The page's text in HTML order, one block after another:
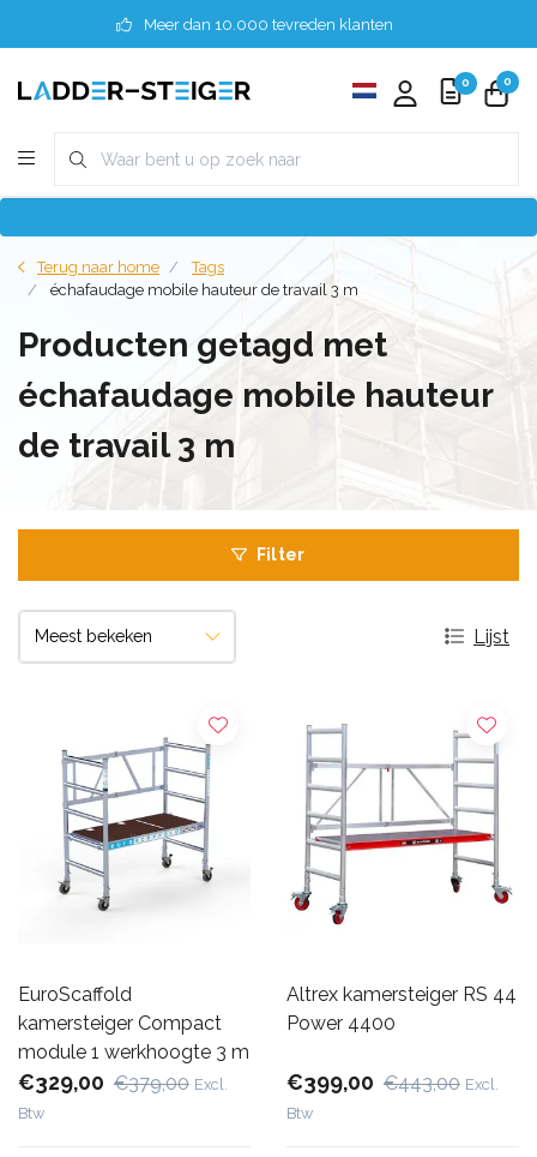
Meer dan 10.000 tevreden klanten
0 0
Terug naar home
Tags
échafaudage mobile hauteur de travail 3 m
Producten getagd met
échafaudage mobile hauteur
de travail 3 m
Filter
Lijst
EuroScaffold
kamersteiger Compact
module 1 werkhoogte 3 m
€329,00 €379,00 Excl.
Btw
Altrex kamersteiger RS 44
Power 4400
€399,00 €443,00 Excl.
Btw